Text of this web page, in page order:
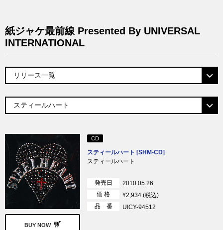
紙ジャケ最前線 Presented By UNIVERSAL
INTERNATIONAL
BUY NOW
CD
スティールハート [SHM-CD]
スティールハート
発売日
2010.05.26
価 格
¥2,934 (税込)
品 番
UICY-94512